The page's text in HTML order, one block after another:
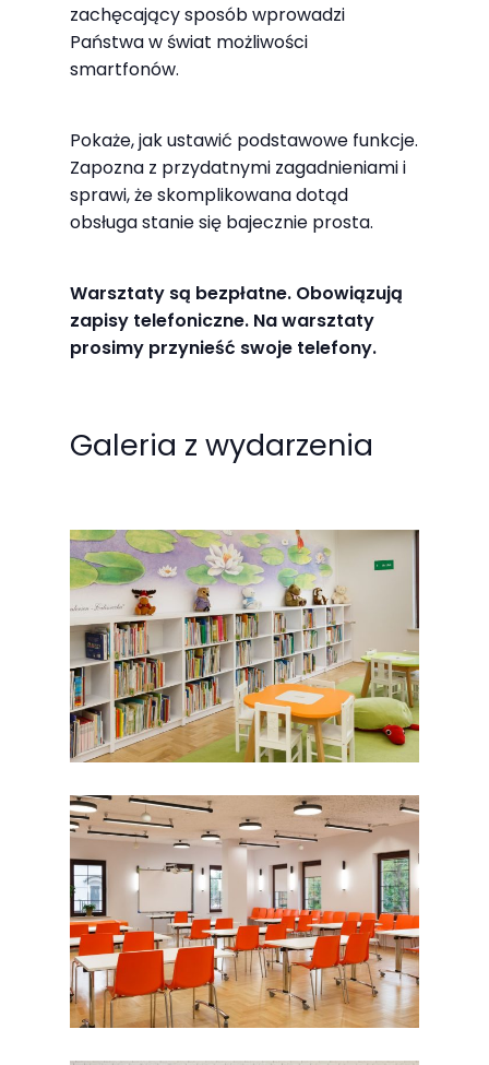
zachęcający sposób wprowadzi
Państwa w świat możliwości
smartfonów.
Pokaże, jak ustawić podstawowe funkcje.
Zapozna z przydatnymi zagadnieniami i
sprawi, że skomplikowana dotąd
obsługa stanie się bajecznie prosta.
Warsztaty są bezpłatne. Obowiązują
zapisy telefoniczne. Na warsztaty
prosimy przynieść swoje telefony.
Galeria z wydarzenia
zainteresowania i
zachowania
podczas
strony, zwiększasz
szansę na
zobaczenie
spersonalizowanych